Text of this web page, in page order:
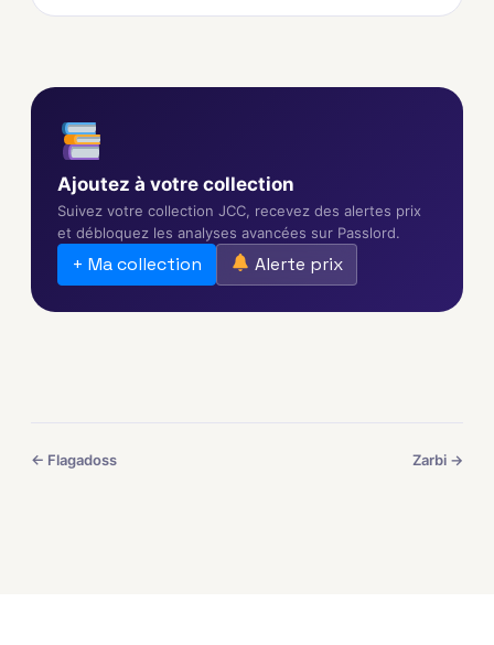
Ajoutez à votre collection
Suivez votre collection JCC, recevez des alertes prix
et débloquez les analyses avancées sur Passlord.
+ Ma collection Alerte prix
← Flagadoss Zarbi →